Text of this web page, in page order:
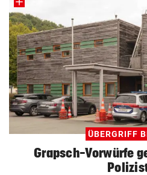
ÜBERGRIFF
Grapsch-Vorwürfe